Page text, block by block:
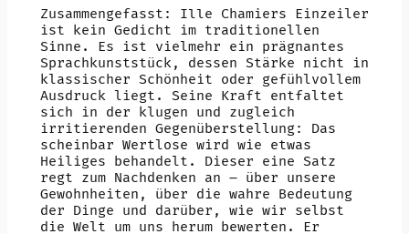
Zusammengefasst: Ille Chamiers Einzeiler
ist kein Gedicht im traditionellen
Sinne. Es ist vielmehr ein prägnantes
Sprachkunststück, dessen Stärke nicht in
klassischer Schönheit oder gefühlvollem
Ausdruck liegt. Seine Kraft entfaltet
sich in der klugen und zugleich
irritierenden Gegenüberstellung: Das
scheinbar Wertlose wird wie etwas
Heiliges behandelt. Dieser eine Satz
regt zum Nachdenken an – über unsere
Gewohnheiten, über die wahre Bedeutung
der Dinge und darüber, wie wir selbst
die Welt um uns herum bewerten. Er